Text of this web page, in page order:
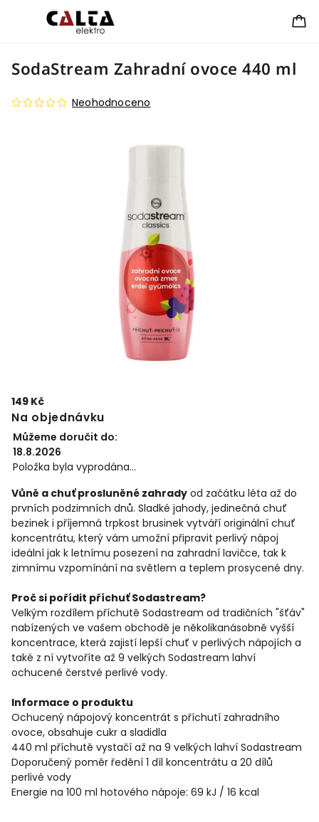
SodaStream Zahradní ovoce 440 ml
Neohodnoceno
149 Kč
Na objednávku
Můžeme doručit do:
18.8.2026
Položka byla vyprodána…
Vůně a chuť prosluněné zahrady od začátku léta až do
prvních podzimních dnů. Sladké jahody, jedinečná chuť
bezinek i příjemná trpkost brusinek vytváří originální chuť
koncentrátu, který vám umožní připravit perlivý nápoj
ideální jak k letnímu posezení na zahradní lavičce, tak k
zimnímu vzpomínání na světlem a teplem prosycené dny.
Proč si pořídit příchuť Sodastream?
Velkým rozdílem příchutě Sodastream od tradičních "šťáv"
nabízených ve vašem obchodě je několikanásobně vyšší
koncentrace, která zajistí lepší chuť v perlivých nápojích a
také z ní vytvoříte až 9 velkých Sodastream lahví
ochucené čerstvé perlivé vody.
Informace o produktu
Ochucený nápojový koncentrát s příchutí zahradního
ovoce, obsahuje cukr a sladidla
440 ml příchutě vystačí až na 9 velkých lahví Sodastream
Doporučený poměr ředění 1 díl koncentrátu a 20 dílů
perlivé vody
Energie na 100 ml hotového nápoje: 69 kJ / 16 kcal